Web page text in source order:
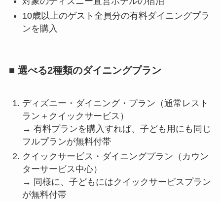
10歳以上のゲスト全員分の有料ダイニングプラ
ンを購入
■ 選べる2種類のダイニングプラン
ディズニー・ダイニング・プラン（通常レスト
ラン＋クイックサービス）
→ 有料プランを購入すれば、子ども用にも同じ
フルプランが無料付帯
クイックサービス・ダイニングプラン（カウン
ターサービス中心）
→ 同様に、子どもにはクイックサービスプラン
が無料付帯